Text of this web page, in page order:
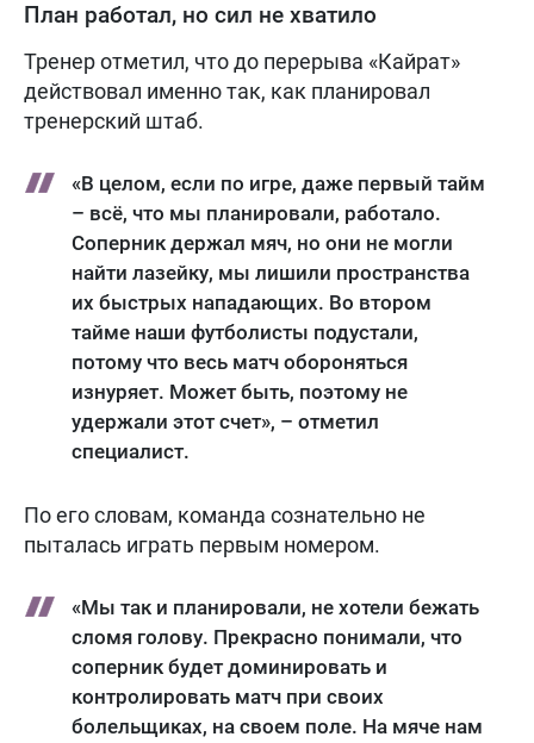
План работал, но сил не хватило
Тренер отметил, что до перерыва «Кайрат»
действовал именно так, как планировал
тренерский штаб.
«В целом, если по игре, даже первый тайм
– всё, что мы планировали, работало.
Соперник держал мяч, но они не могли
найти лазейку, мы лишили пространства
их быстрых нападающих. Во втором
тайме наши футболисты подустали,
потому что весь матч обороняться
изнуряет. Может быть, поэтому не
удержали этот счет», – отметил
специалист.
По его словам, команда сознательно не
пыталась играть первым номером.
«Мы так и планировали, не хотели бежать
сломя голову. Прекрасно понимали, что
соперник будет доминировать и
контролировать матч при своих
болельщиках, на своем поле. На мяче нам